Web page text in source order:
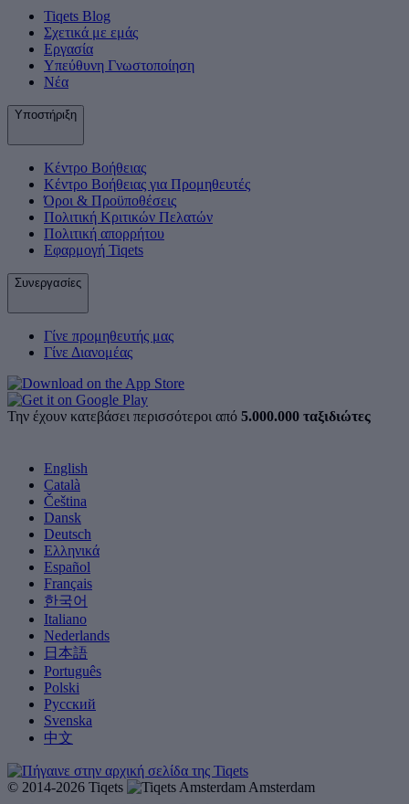
Tiqets Βlog
Σχετικά με εμάς
Εργασία
Υπεύθυνη Γνωστοποίηση
Νέα
Υποστήριξη
Κέντρο Βοήθειας
Κέντρο Βοήθειας για Προμηθευτές
Όροι & Προϋποθέσεις
Πολιτική Κριτικών Πελατών
Πολιτική απορρήτου
Εφαρμογή Tiqets
Συνεργασίες
Γίνε προμηθευτής μας
Γίνε Διανομέας
Την έχουν κατεβάσει περισσότεροι από 5.000.000 ταξιδιώτες
English
Català
Čeština
Dansk
Deutsch
Ελληνικά
Español
Français
한국어
Italiano
Nederlands
日本語
Português
Polski
Русский
Svenska
中文
© 2014-2026 Tiqets
Amsterdam